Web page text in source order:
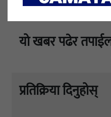
यो खबर पढेर
प्रतिक्रिया दिनुहोस्